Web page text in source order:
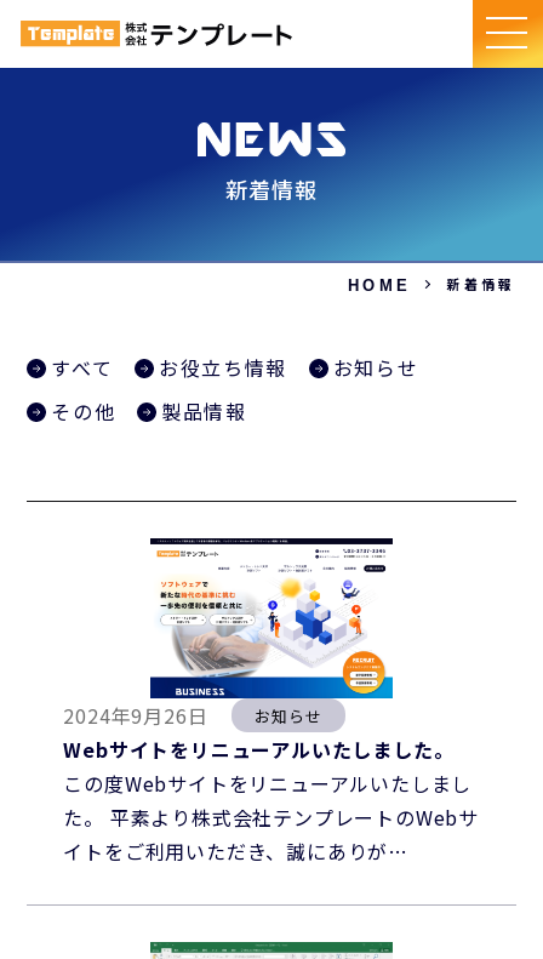
新着情報
HOME 新着情報
すべて お役立ち情報
お知らせ
その他
製品情報
2024年9月26日 お知らせ
Webサイトをリニューアルいたしました。
この度Webサイトをリニューアルいたしまし
た。 平素より株式会社テンプレートのWebサ
イトをご利用いただき、誠にありが…